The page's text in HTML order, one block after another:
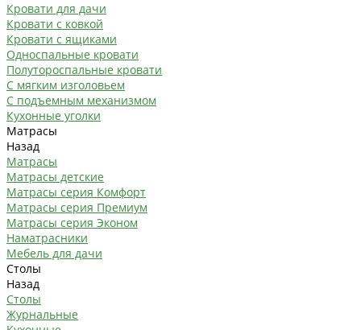
Кровати для дачи
Кровати с ковкой
Кровати с ящиками
Односпальные кровати
Полутороспальные кровати
С мягким изголовьем
С подъемным механизмом
Кухонные уголки
Матрасы
Назад
Матрасы
Матрасы детские
Матрасы серия Комфорт
Матрасы серия Премиум
Матрасы серия Эконом
Наматрасники
Мебель для дачи
Столы
Назад
Столы
Журнальные